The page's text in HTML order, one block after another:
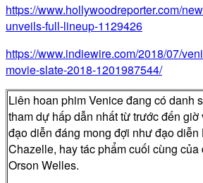
https://www.hollywoodreporter.com/
unveils-full-lineup-1129426
https://www.indiewire.com/2018/07/
movie-slate-2018-1201987544/
Liên hoan phim Venice đang có danh
tham dự hấp dẫn nhất từ trước đến
đạo diễn đáng mong đợi như đạo
Chazelle, hay tác phẩm cuối cùng
Orson Welles.